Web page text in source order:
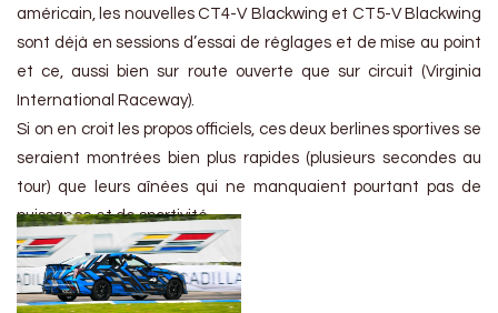
américain, les nouvelles CT4-V Blackwing et CT5-V Blackwing
sont déjà en sessions d’essai de réglages et de mise au point
et ce, aussi bien sur route ouverte que sur circuit (Virginia
International Raceway).
Si on en croit les propos officiels, ces deux berlines sportives se
seraient montrées bien plus rapides (plusieurs secondes au
tour) que leurs aînées qui ne manquaient pourtant pas de
puissance et de sportivité.